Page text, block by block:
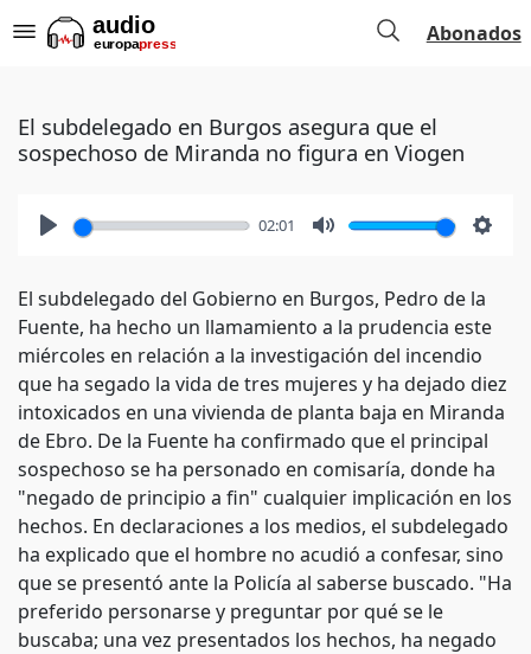
Abonados
El subdelegado en Burgos asegura que el
sospechoso de Miranda no figura en Viogen
02:01
El subdelegado del Gobierno en Burgos, Pedro de la
Fuente, ha hecho un llamamiento a la prudencia este
miércoles en relación a la investigación del incendio
que ha segado la vida de tres mujeres y ha dejado diez
intoxicados en una vivienda de planta baja en Miranda
de Ebro. De la Fuente ha confirmado que el principal
sospechoso se ha personado en comisaría, donde ha
"negado de principio a fin" cualquier implicación en los
hechos. En declaraciones a los medios, el subdelegado
ha explicado que el hombre no acudió a confesar, sino
que se presentó ante la Policía al saberse buscado. "Ha
preferido personarse y preguntar por qué se le
buscaba; una vez presentados los hechos, ha negado